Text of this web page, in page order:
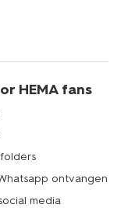
HEMA fans
ontvangen
media